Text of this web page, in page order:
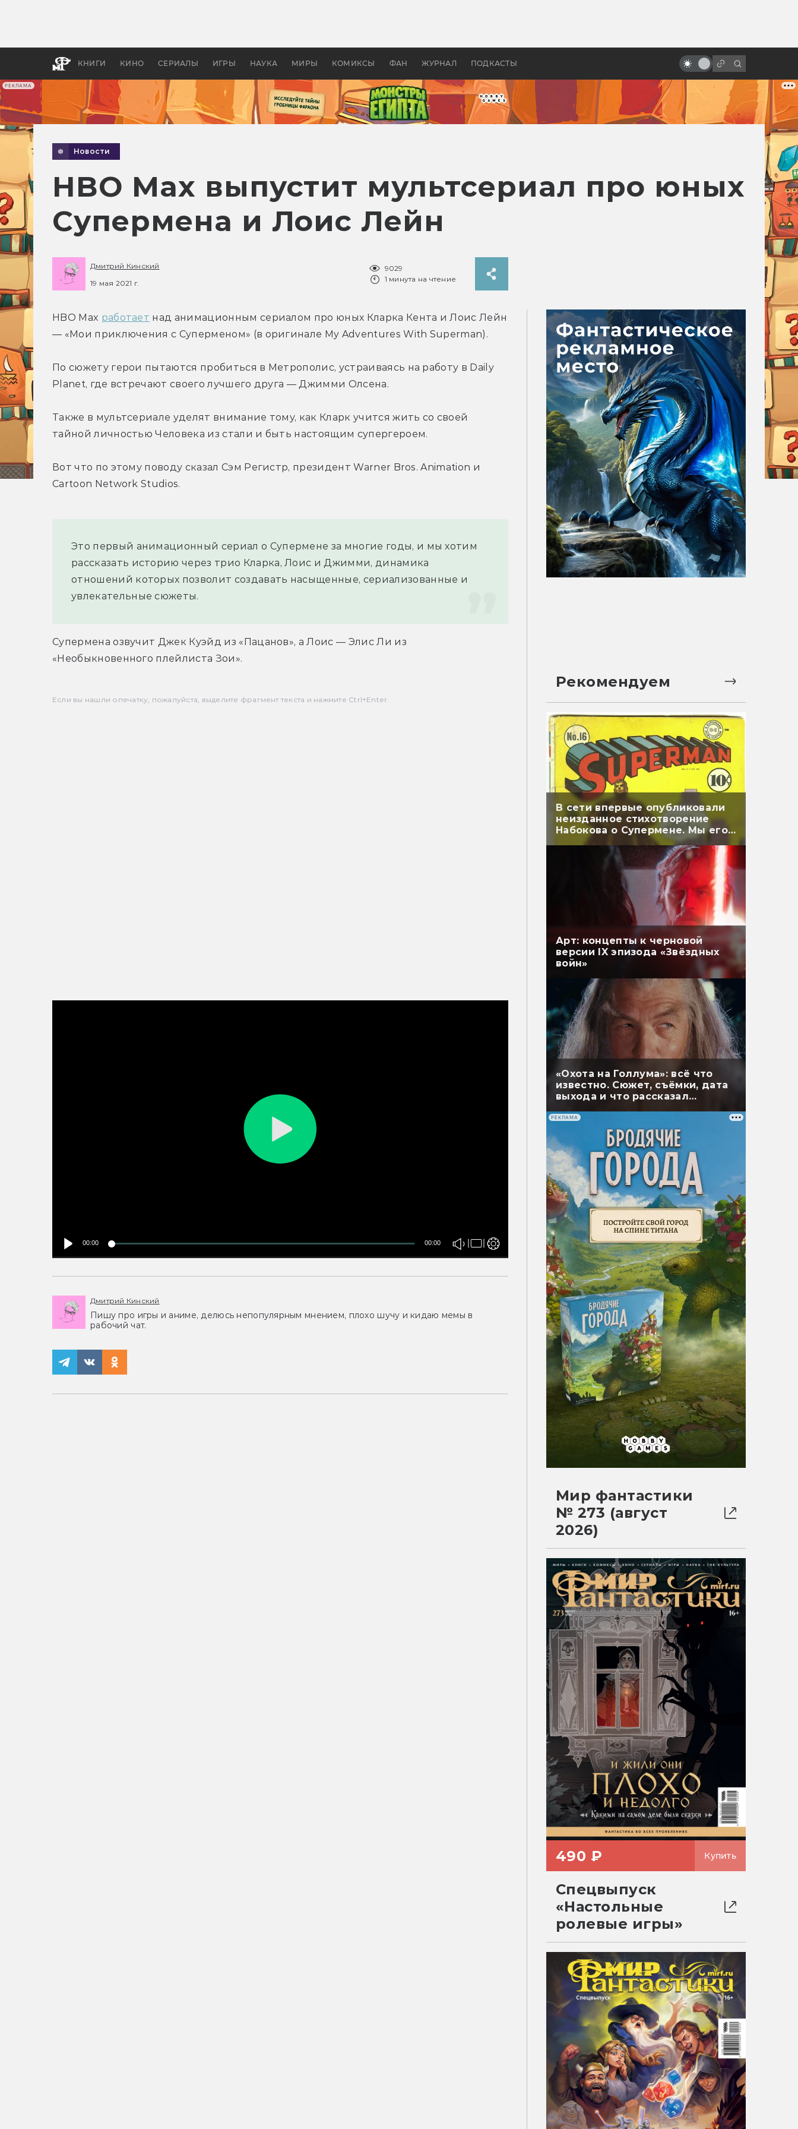
РЕКЛАМА
КНИГИ КИНО СЕРИАЛЫ ИГРЫ НАУКА МИРЫ КОМИКСЫ ФАН ЖУРНАЛ ПОДКАСТЫ
апокалипсис, в России —
бы «Властелина колец»
не стал чёрным
Новости
HBO Max выпустит мультсериал про юных
Супермена и Лоис Лейн
Дмитрий Кинский
19 мая 2021 г.
9029
1 минута на чтение
HBO Max работает над анимационным сериалом про юных Кларка Кента и Лоис Лейн
— «Мои приключения с Суперменом» (в оригинале My Adventures With Superman).
По сюжету герои пытаются пробиться в Метрополис, устраиваясь на работу в Daily
Planet, где встречают своего лучшего друга — Джимми Олсена.
Также в мультсериале уделят внимание тому, как Кларк учится жить со своей
тайной личностью Человека из стали и быть настоящим супергероем.
Вот что по этому поводу сказал Сэм Регистр, президент Warner Bros. Animation и
Cartoon Network Studios.
Это первый анимационный сериал о Супермене за многие годы, и мы хотим
рассказать историю через трио Кларка, Лоис и Джимми, динамика
отношений которых позволит создавать насыщенные, сериализованные и
увлекательные сюжеты.
Супермена озвучит Джек Куэйд из «Пацанов», а Лоис — Элис Ли из
«Необыкновенного плейлиста Зои».
Если вы нашли опечатку, пожалуйста, выделите фрагмент текста и нажмите Ctrl+Enter.
00:00 00:00
Дмитрий Кинский
Пишу про игры и аниме, делюсь непопулярным мнением, плохо шучу и кидаю мемы в
рабочий чат.
Рекомендуем
В сети впервые опубликовали
неизданное стихотворение
Набокова о Супермене. Мы его
перевели
Арт: концепты к черновой
версии IX эпизода «Звёздных
войн»
«Охота на Голлума»: всё что
известно. Сюжет, съёмки, дата
выхода и что рассказал
РЕКЛАМА
Мир фантастики
№ 273 (август
2026)
490 ₽ Купить
Спецвыпуск
«Настольные
ролевые игры»